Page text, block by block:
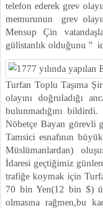
telefon ederek grev
memurunun grev
Mensup Çin
gülistanlık olduğunu ”
Turfan Toplu Taşıma
olayını doğruladığı
bulunmadığını bildirdi.
Nöbetçe Bayan görevli
Tamsici esnafının
Müslümanlardan)
İdaresi geçtiğimiz
trafiğe koymak için
70 bin Yen(12 bin $)
olmasına rağmen,bu